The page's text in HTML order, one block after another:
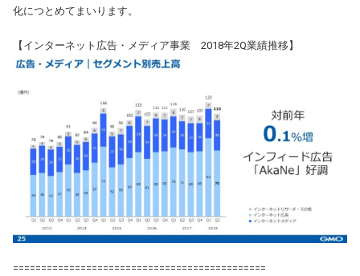
化につとめてまいります。
【インターネット広告・メディア事業 2018年2Q業績推移】
=============================================